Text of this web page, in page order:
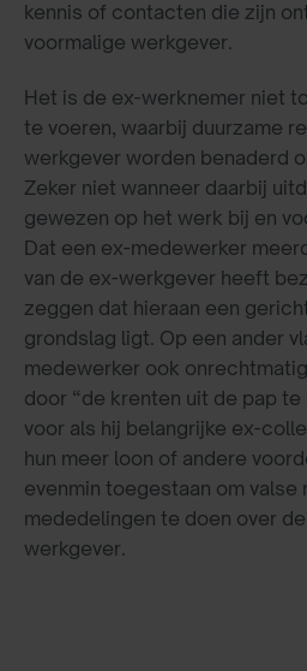
kennis of contacten die zijn
voormalige werkgever.
Het is de ex-werknemer niet
te voeren, waarbij duurzame
werkgever worden benaderd
Zeker niet wanneer daarbij
gewezen op het werk bij en
Dat een ex-medewerker
van de ex-werkgever heeft
zeggen dat hieraan een
grondslag ligt. Op een ander
medewerker ook
door “de krenten uit de pap te
voor als hij belangrijke ex-
hun meer loon of andere
evenmin toegestaan om valse
mededelingen te doen over
werkgever.